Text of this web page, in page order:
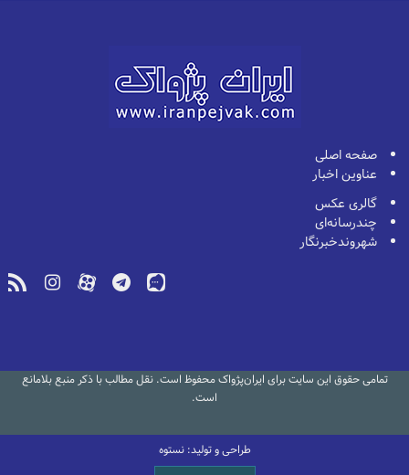
صفحه اصلی
عناوین اخبار
گالری عکس
چندرسانه‌ای
شهروندخبرنگار
تمامی حقوق این سایت برای ایران‌پژواک محفوظ است. نقل مطالب با ذکر منبع بلامانع
است.
طراحی و تولید: نستوه